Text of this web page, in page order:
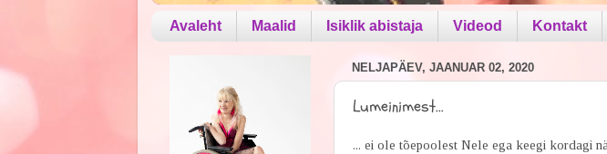
Avaleht Maalid Isiklik abistaja Videod Kontakt
NELJAPÄEV, JAANUAR 02, 2020
Lumeinimest...
... ei ole tõepoolest Nele ega keegi kordagi